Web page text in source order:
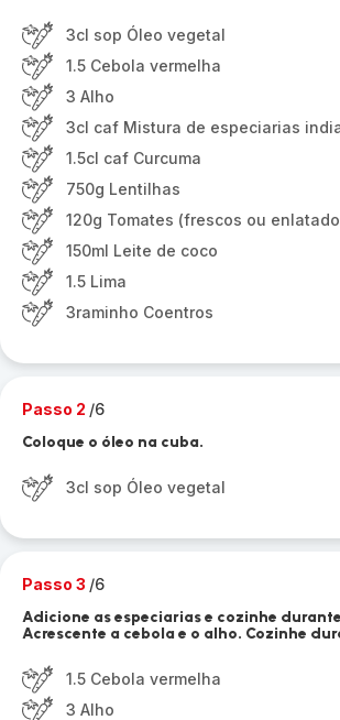
3cl sop Óleo vegetal
1.5 Cebola vermelha
3 Alho
3cl caf Mistura de especiarias
1.5cl caf Curcuma
750g Lentilhas
120g Tomates (frescos ou
150ml Leite de coco
1.5 Lima
3raminho Coentros
Passo 2 /6
Coloque o óleo na cuba.
3cl sop Óleo vegetal
Passo 3 /6
Adicione as especiarias e cozinhe
Acrescente a cebola e o alho. Cozinhe
1.5 Cebola vermelha
3 Alho